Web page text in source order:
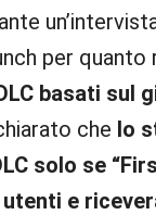
per quanto
basati sul
che lo
solo se
e